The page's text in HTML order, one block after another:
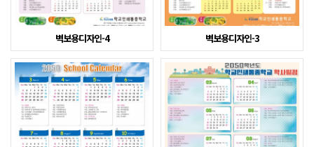
벽보용디자인-4 벽보용디자인-3